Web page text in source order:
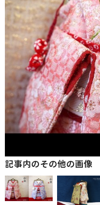
記事内のその他の画像